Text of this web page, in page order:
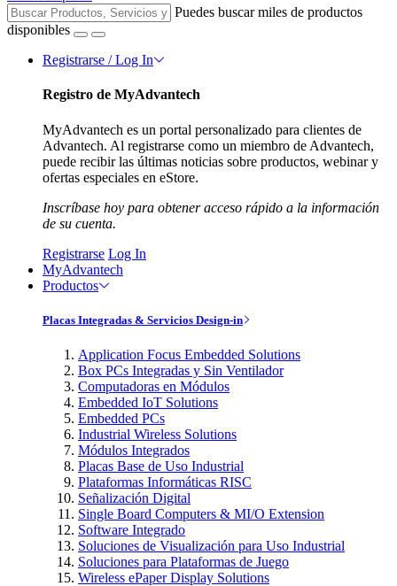
Puedes buscar miles de productos
disponibles
Registrarse / Log In
Registro de MyAdvantech
MyAdvantech es un portal personalizado para clientes de
Advantech. Al registrarse como un miembro de Advantech,
puede recibir las últimas noticias sobre productos, webinar y
ofertas especiales en eStore.
Inscríbase hoy para obtener acceso rápido a la información
de su cuenta.
Registrarse Log In
MyAdvantech
Productos
Placas Integradas & Servicios Design-in
Application Focus Embedded Solutions
Box PCs Integradas y Sin Ventilador
Computadoras en Módulos
Embedded IoT Solutions
Embedded PCs
Industrial Wireless Solutions
Módulos Integrados
Placas Base de Uso Industrial
Plataformas Informáticas RISC
Señalización Digital
Single Board Computers & MI/O Extension
Software Integrado
Soluciones de Visualización para Uso Industrial
Soluciones para Plataformas de Juego
Wireless ePaper Display Solutions